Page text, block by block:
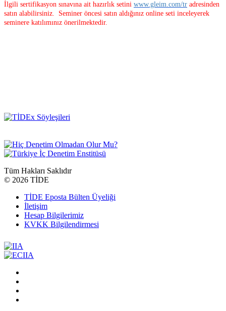
İlgili sertifikasyon sınavına ait hazırlık setini www.gleim.com/tr adresinden
satın alabilirsiniz. Seminer öncesi satın aldığınız online seti inceleyerek
seminere katılımınız önerilmektedir.
Tüm Hakları Saklıdır
© 2026 TİDE
TİDE Eposta Bülten Üyeliği
İletişim
Hesap Bilgilerimiz
KVKK Bilgilendirmesi